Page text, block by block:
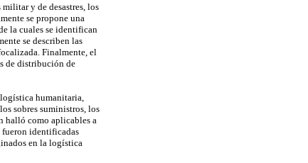
y de desastres, los
se propone una
la cuales se identifican
se describen las
Finalmente, el
de distribución de
humanitaria,
sobres suministros, los
halló como aplicables a
fueron identificadas
en la logística